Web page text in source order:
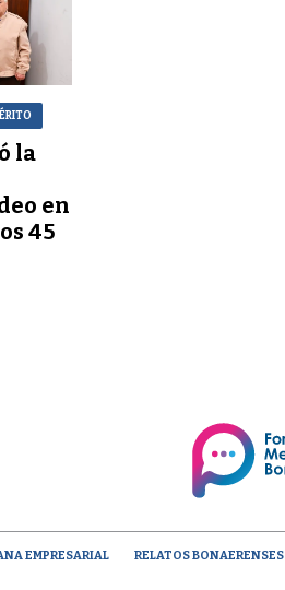
la
en
45
EMPRESARIAL RELATOS BONAERENSES